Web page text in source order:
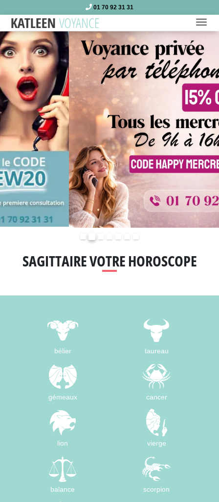
01 70 92 31 31
SAGITTAIRE VOTRE HOROSCOPE
bélier taureau
gémeaux cancer
lion vierge
balance scorpion